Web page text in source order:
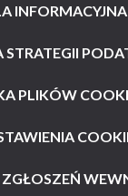
STRATEGII
PLIKÓW